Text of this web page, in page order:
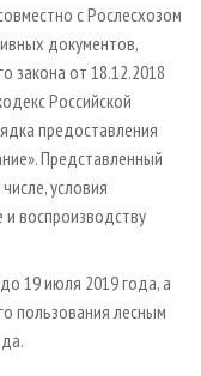
с Рослесхозом
документов,
закона от 18.12.2018
Российской
предоставления
Представленный
условия
воспроизводству
19 июля 2019 года, а
пользования лесным